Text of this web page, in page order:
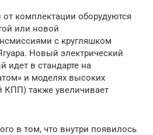
комплектации оборудуются
или новой
с кругляшком
Новый электрический
идет в стандарте на
и моделях высоких
КПП) также увеличивает
в том, что внутри появилось